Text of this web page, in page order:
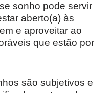
sonho pode servir
aberto(a) às
e aproveitar ao
que estão por
são subjetivos e